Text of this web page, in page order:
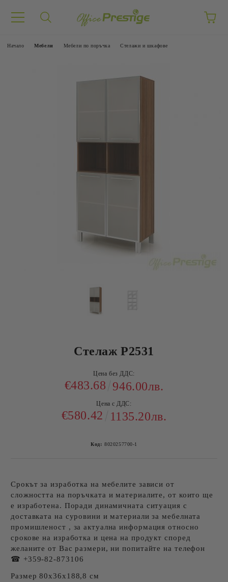
Начало Mебели Мебели по поръчка Стелажи и шкафове
Стелаж Р2531
Цена без ДДС:
€483.68 946.00лв.
Цена с ДДС:
€580.42 1135.20лв.
Код: 8020257700-1
Срокът за изработка на мебелите зависи от
сложността на поръчката и материалите, от които ще
е изработена. Поради динамичната ситуация с
доставката на суровини и материали за мебелната
промишленост , за актуална информация относно
срокове на изработка и цена на продукт според
желаните от Вас размери, ни попитайте на телефон
☎ +359-82-873106
Размер 80х36х188,8 см